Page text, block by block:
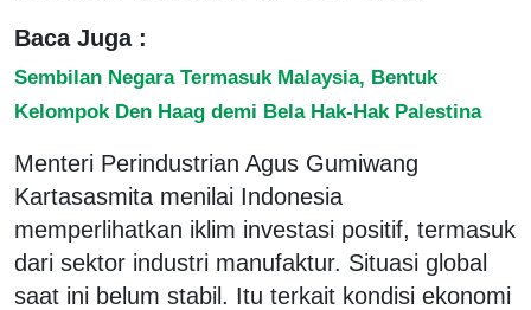
Baca Juga :
Sembilan Negara Termasuk Malaysia, Bentuk
Kelompok Den Haag demi Bela Hak-Hak Palestina
Menteri Perindustrian Agus Gumiwang
Kartasasmita menilai Indonesia
memperlihatkan iklim investasi positif, termasuk
dari sektor industri manufaktur. Situasi global
saat ini belum stabil. Itu terkait kondisi ekonomi